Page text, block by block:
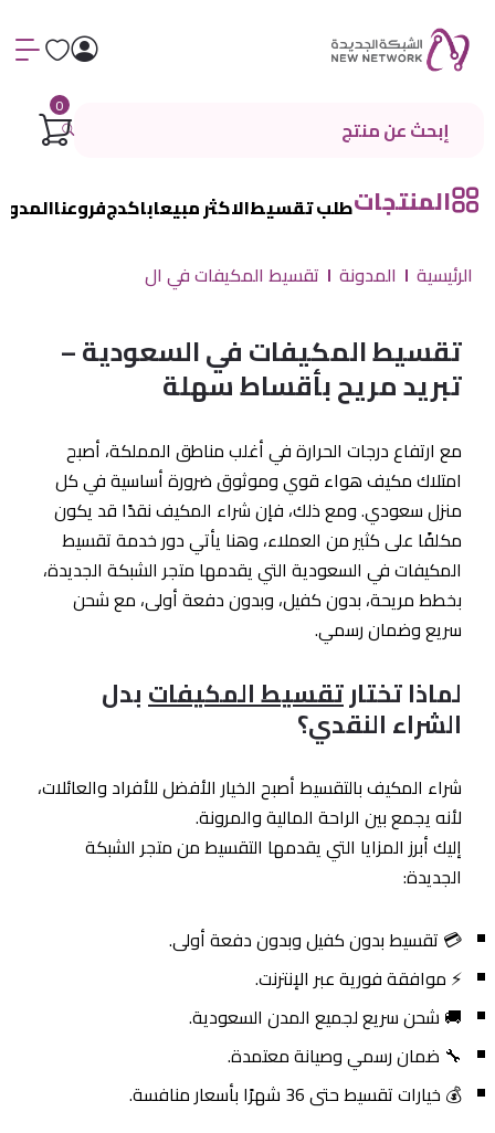
0
المنتجاتطلب تقسيطالاكثر مبيعاباكدجفروعنا
الرئيسية المدونة تقسيط المكيفات في ال
تقسيط المكيفات في السعودية –
تبريد مريح بأقساط سهلة
مع ارتفاع درجات الحرارة في أغلب مناطق المملكة، أصبح
امتلاك مكيف هواء قوي وموثوق ضرورة أساسية في كل
منزل سعودي. ومع ذلك، فإن شراء المكيف نقدًا قد يكون
مكلفًا على كثير من العملاء، وهنا يأتي دور خدمة تقسيط
المكيفات في السعودية التي يقدمها متجر الشبكة الجديدة،
بخطط مريحة، بدون كفيل، وبدون دفعة أولى، مع شحن
سريع وضمان رسمي.
لماذا تختارتقسيط المكيفاتبدل
الشراء النقدي؟
شراء المكيف بالتقسيط أصبح الخيار الأفضل للأفراد والعائلات،
لأنه يجمع بين الراحة المالية والمرونة.
إليك أبرز المزايا التي يقدمها التقسيط من متجر الشبكة
الجديدة:
💳 تقسيط بدون كفيل وبدون دفعة أولى.
⚡ موافقة فورية عبر الإنترنت.
🚚 شحن سريع لجميع المدن السعودية.
🔧 ضمان رسمي وصيانة معتمدة.
💰 خيارات تقسيط حتى 36 شهرًا بأسعار منافسة.